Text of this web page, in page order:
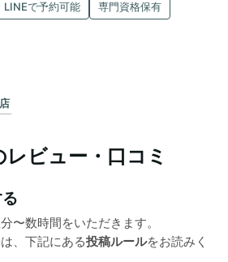
LINEで予約可能 専門資格保有
ビュー・口コミ
〜数時間をいただきます。
、下記にある投稿ルールをお読みく